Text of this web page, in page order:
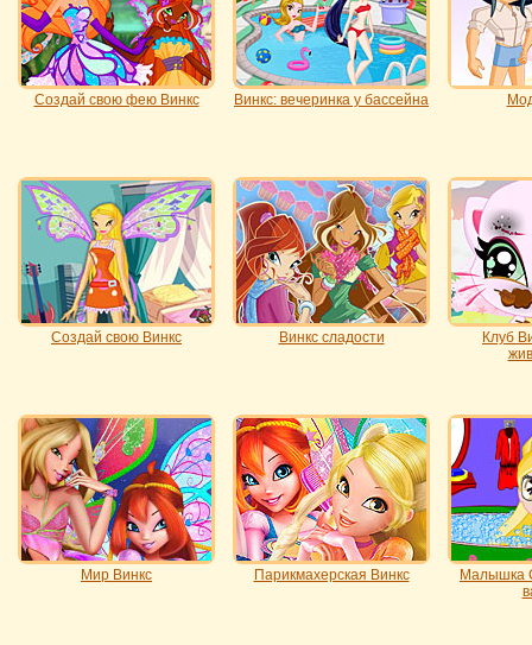
Создай свою фею Винкс Винкс: вечеринка у бассейна
Создай свою Винкс Винкс сладости
Клуб
Мир Винкс Парикмахерская Винкс
Малышка